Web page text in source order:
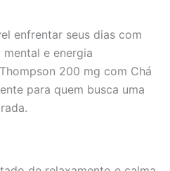
enfrentar seus dias com
e energia
200 mg com Chá
para quem busca uma